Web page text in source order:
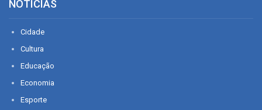
NOTÍCIAS
Cidade
Cultura
Educação
Economia
Esporte